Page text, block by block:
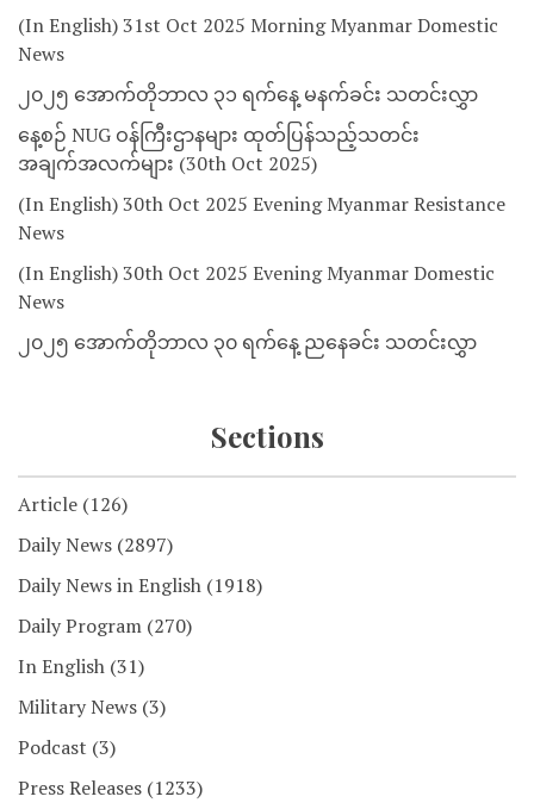
(In English) 31st Oct 2025 Morning Myanmar Domestic
News
၂၀၂၅ အောက်တိုဘာလ ၃၁ ရက်နေ့ မနက်ခင်း သတင်းလွှာ
နေ့စဉ် NUG ဝန်ကြီးဌာနများ ထုတ်ပြန်သည့်သတင်း
အချက်အလက်များ (30th Oct 2025)
(In English) 30th Oct 2025 Evening Myanmar Resistance
News
(In English) 30th Oct 2025 Evening Myanmar Domestic
News
၂၀၂၅ အောက်တိုဘာလ ၃၀ ရက်နေ့ ညနေခင်း သတင်းလွှာ
Sections
Article (126)
Daily News (2897)
Daily News in English (1918)
Daily Program (270)
In English (31)
Military News (3)
Podcast (3)
Press Releases (1233)